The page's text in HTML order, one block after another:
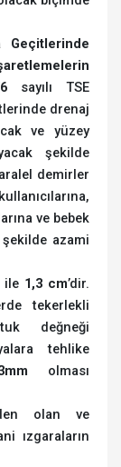
Geçitlerinde
sayılı TSE
drenaj
ve yüzey
şekilde
demirler
ve bebek
azami
ile 1,3 cm’dir.
tekerlekli
değneği
tehlike
olması
olan ve
ızgaraların